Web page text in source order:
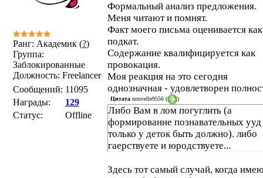
Ранг: Академик (?)
Группа:
Заблокированные
Должность: Freelancer
Сообщений: 11095
Награды:
129
Статус:
Offline
Формальный анализ предложения.
Меня читают и помнят.
Факт моего письма оценивается как
подкат.
Содержание квалифицируется как
провокация.
Моя реакция на это сегодня
однозначная - удовлетворен
Цитата nouvelle9556 ( )
Либо Вам в лом погуглить (а
формирование познавательных ууд
только у деток быть должно). либо
гаерствуете и юродствуете...
Здесь тот самый случай, когда